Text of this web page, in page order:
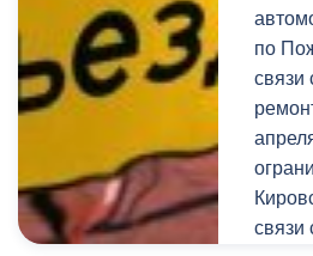
по
связи
связи